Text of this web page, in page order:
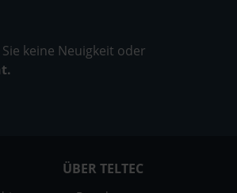
keine Neuigkeit oder
ÜBER TELTEC